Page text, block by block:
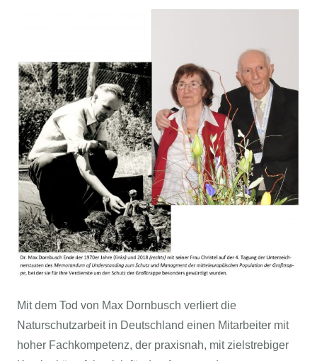
Mit dem Tod von Max Dornbusch verliert die
Naturschutzarbeit in Deutschland einen Mitarbeiter mit
hoher Fachkompetenz, der praxisnah, mit zielstrebiger